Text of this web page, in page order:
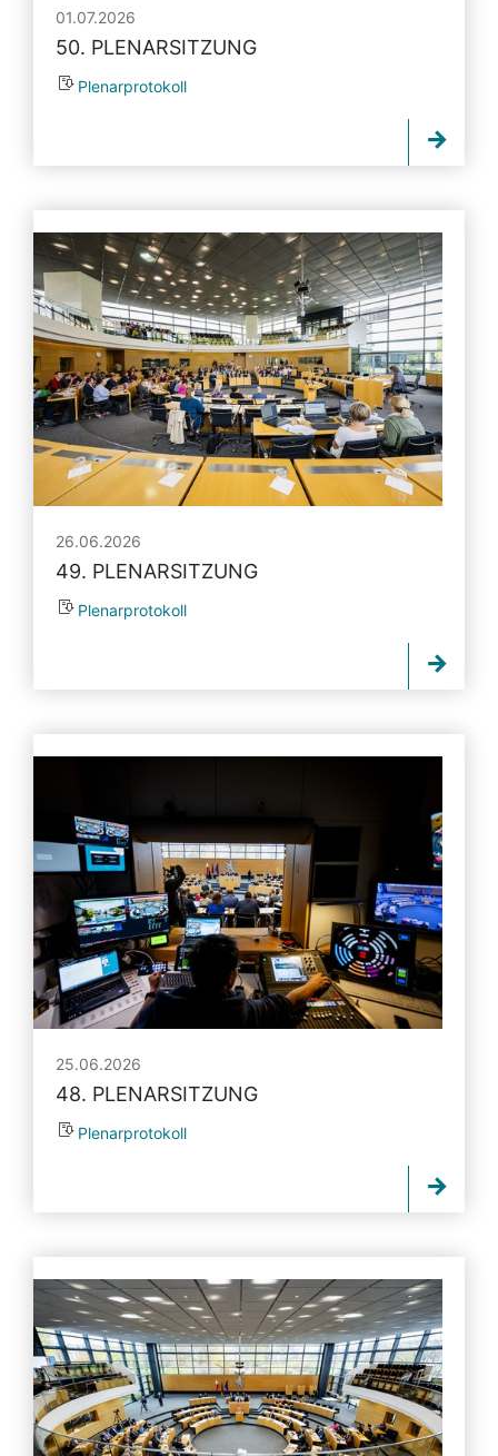
01.07.2026
50. PLENARSITZUNG
Plenarprotokoll
26.06.2026
49. PLENARSITZUNG
Plenarprotokoll
25.06.2026
48. PLENARSITZUNG
Plenarprotokoll